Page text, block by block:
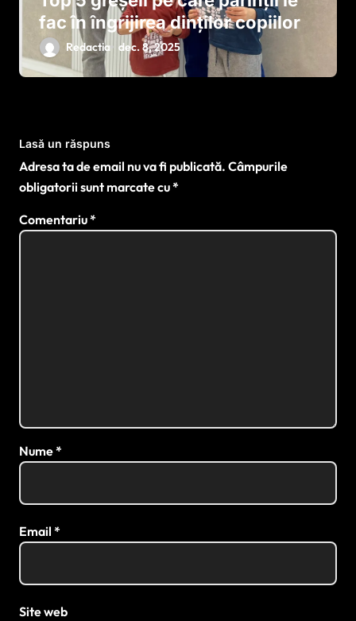
fac în îngrijirea dinților copiilor
Redactia dec. 8, 2025
Lasă un răspuns
Adresa ta de email nu va fi publicată. Câmpurile
obligatorii sunt marcate cu*
Comentariu*
Nume*
Email *
Site web